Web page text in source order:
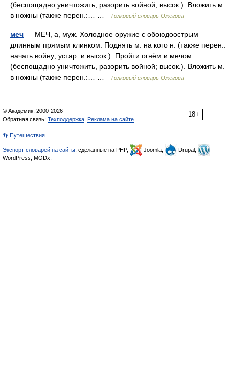
(беспощадно уничтожить, разорить войной; высок.). Вложить м.
в ножны (также перен.:… …
Толковый словарь Ожегова
меч — МЕЧ, а, муж. Холодное оружие с обоюдоострым
длинным прямым клинком. Поднять м. на кого н. (также перен.:
начать войну; устар. и высок.). Пройти огнём и мечом
(беспощадно уничтожить, разорить войной; высок.). Вложить м.
в ножны (также перен.:… …
Толковый словарь Ожегова
18+
© Академик, 2000-2026
Обратная связь: Техподдержка Реклама на сайте
👣 Путешествия
Экспорт словарей на сайты , сделанные на PHP, Joomla,
Drupal,
WordPress, MODx.